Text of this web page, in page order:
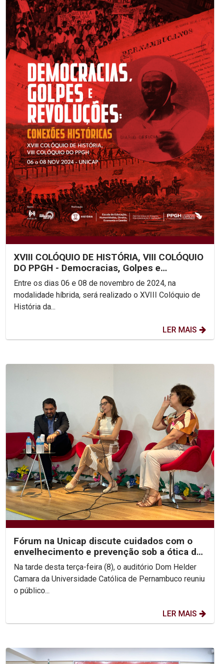
XVIII COLÓQUIO DE HISTÓRIA, VIII COLÓQUIO
DO PPGH - Democracias, Golpes e
Revoluções: Conexões...
Entre os dias 06 e 08 de novembro de 2024, na
modalidade híbrida, será realizado o XVIII Colóquio de
História da...
LER MAIS
Fórum na Unicap discute cuidados com o
envelhecimento e prevenção sob a ótica da
Geriatria e...
Na tarde desta terça-feira (8), o auditório Dom Helder
Camara da Universidade Católica de Pernambuco reuniu
o público...
LER MAIS